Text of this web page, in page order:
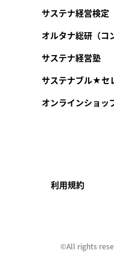
サステナ経営検定
オルタナ総研（コ
サステナ経営塾
サステナブル★セ
オンラインショッ
利用規約
©︎All rights